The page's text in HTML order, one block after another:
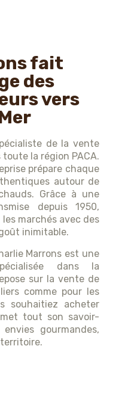
fait
des
vers
de la vente
la région PACA.
prépare chaque
autour de
Grâce à une
depuis 1950,
marchés avec des
inimitable.
Marrons est une
dans la
sur la vente de
comme pour les
souhaitiez acheter
met tout son savoir-
gourmandes,
territoire.